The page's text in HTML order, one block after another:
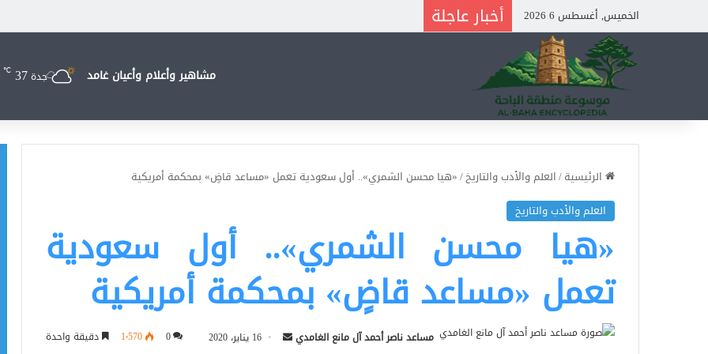
الخميس, أغسطس 6 2026 أخبار عاجلة
مشاهير وأعلام وأعيان غامد جدة37
℃
الرئيسية/العلم والأدب والتاريخ/«هيا محسن الشمري».. أول سعودية تعمل «مساعد قاضٍ» بمحكمة أمريكية
العلم والأدب والتاريخ
«هيا محسن الشمري».. أول سعودية
تعمل «مساعد قاضٍ» بمحكمة أمريكية
مساعد ناصر أحمد آل مانع الغامدي
أرسل 16 يناير، 2020 0 1٬570 دقيقة واحدة